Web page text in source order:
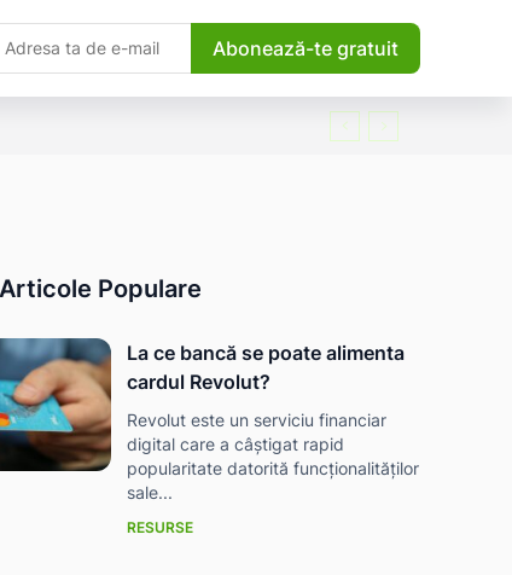
Abonează-te gratuit
Articole Populare
La ce bancă se poate alimenta
cardul Revolut?
Revolut este un serviciu financiar
digital care a câștigat rapid
popularitate datorită funcționalităților
sale...
RESURSE